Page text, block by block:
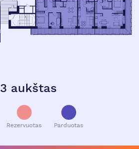
3 aukštas
Rezervuotas Parduotas